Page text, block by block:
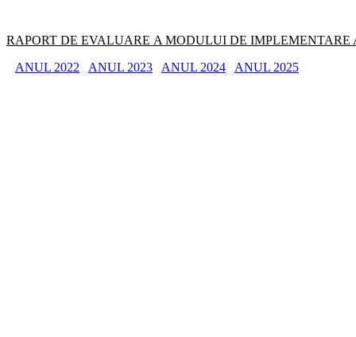
RAPORT DE EVALUARE A MODULUI DE
ANUL 2022
ANUL 2023 ANUL 2024 ANUL 2025